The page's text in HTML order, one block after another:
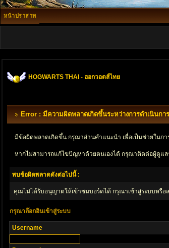
หน้าปราสาท
HOGWARTS THAI - ฮอกวอตส์ไทย
Error : มีความผิดพลาดเกิดขึ้นระหว่างการดำเนินการ
มีข้อผิดพลาดเกิดขึ้น กรุณาอ่านคำแนะนำ เพื่อเป็นช่วยในก
หากไม่สามารถแก้ไขปัญหาด้วยตนเองได้ กรุณาติตด่อผู้ดูแ
พบข้อผิดพลาดดังต่อไปนี้ :
คุณไม่ได้รับอนุญาตให้เข้าชมบอร์ดได้ กรุณาเข้าสู่ระบบหรือ
กรุณาล๊อกอินเข้าสู่ระบบ
Username